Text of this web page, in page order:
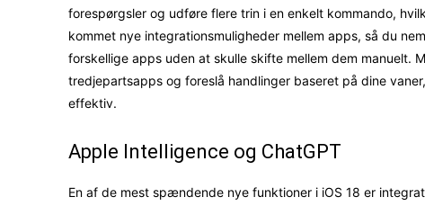
forespørgsler og udføre flere trin i en enkelt kommando,
kommet nye integrationsmuligheder mellem apps, så du
forskellige apps uden at skulle skifte mellem dem manuelt.
tredjepartsapps og foreslå handlinger baseret på dine
effektiv.
Apple Intelligence og ChatGPT
En af de mest spændende nye funktioner i iOS 18 er